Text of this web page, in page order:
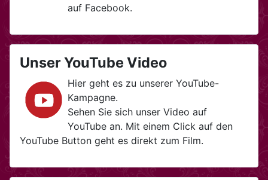
auf Facebook.
Unser YouTube Video
Hier geht es zu unserer YouTube-
Kampagne.
Sehen Sie sich unser Video auf
YouTube an. Mit einem Click auf den
YouTube Button geht es direkt zum Film.